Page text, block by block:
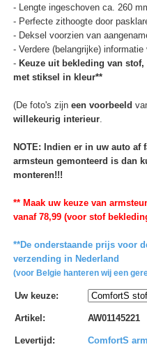
- Lengte ingeschoven ca. 260
- Perfecte zithoogte door
- Deksel voorzien van
- Verdere (belangrijke) informatie
- Keuze uit bekleding van
met stiksel in kleur**
(De foto's zijn een voorbeeld
willekeurig interieur.
NOTE: Indien er in uw auto af
armsteun gemonteerd is dan
monteren!!!
** Maak uw keuze van
vanaf 78,99 (voor stof
**De onderstaande prijs voor
verzending in Nederland
(voor Belgie hanteren wij een
Uw keuze:
Artikel : AW01145221
Levertijd : ComfortS